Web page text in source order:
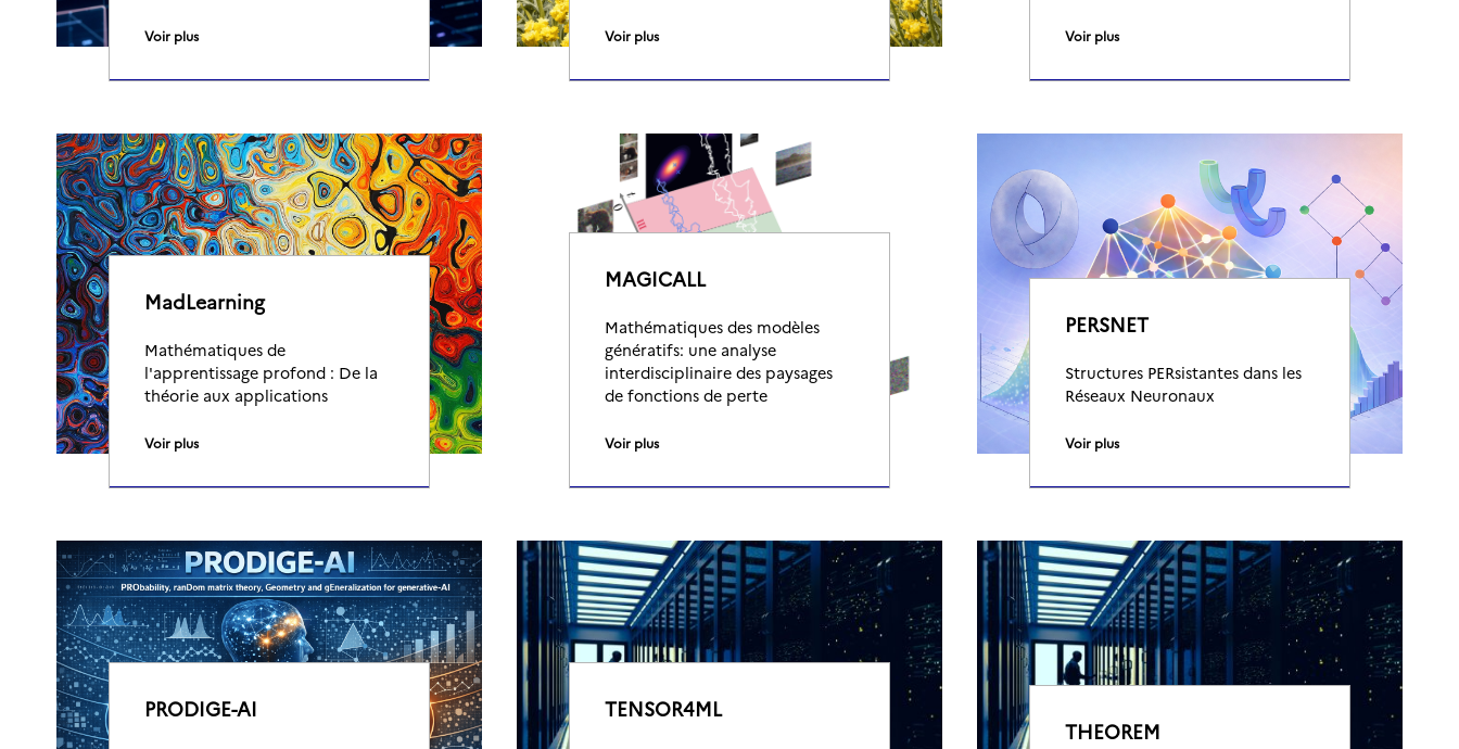
Voir plus Voir plus Voir plus
MadLearning
Mathématiques de
l'apprentissage profond : De la
théorie aux applications
Voir plus
MAGICALL
Mathématiques des modèles
génératifs: une analyse
interdisciplinaire des paysages
de fonctions de perte
Voir plus
PERSNET
Structures PERsistantes dans les
Réseaux Neuronaux
Voir plus
PRODIGE-AI TENSOR4ML
THEOREM